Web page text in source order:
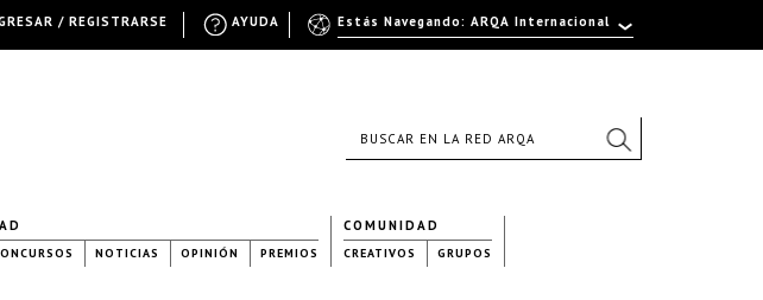
NOTICIAS OPINIÓN PREMIOS
COMUNIDAD
CREATIVOS GRUPOS
Estás Navegando: ARQA Internacional
AYUDA
/ REGISTRARSE